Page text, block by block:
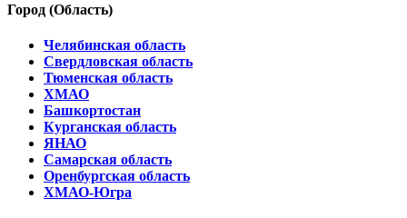
Город (Область)
Челябинская область
Свердловская область
Тюменская область
ХМАО
Башкортостан
Курганская область
ЯНАО
Самарская область
Оренбургская область
ХМАО-Югра